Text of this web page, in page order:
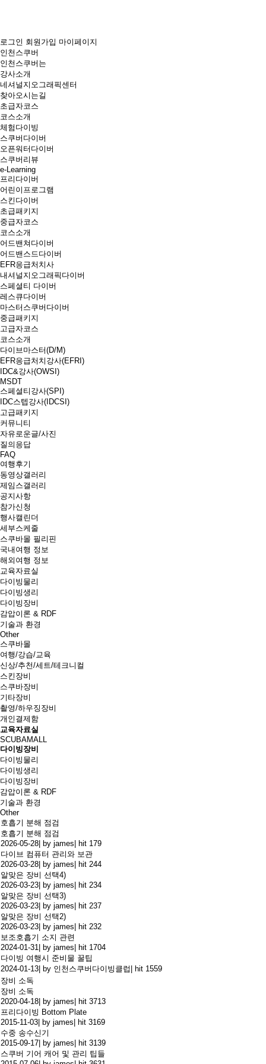
로그인 회원가입 마이페이지
인천스쿠버
인천스쿠버는
강사소개
네셔널지오그래픽센터
찾아오시는길
초급자코스
코스소개
체험다이빙
스쿠버다이버
오픈워터다이버
스쿠버리뷰
e-Learning
프리다이버
어린이프로그램
스킨다이버
초급패키지
중급자코스
코스소개
어드밴쳐다이버
어드밴스드다이버
EFR응급처치사
내셔널지오그래픽다이버
스페셜티 다이버
레스큐다이버
마스터스쿠버다이버
중급패키지
고급자코스
코스소개
다이브마스터(D/M)
EFR응급처치강사(EFRI)
IDC&강사(OWSI)
MSDT
스페셜티강사(SPI)
IDC스텝강사(IDCSI)
고급패키지
커뮤니티
자유로운글/사진
질의응답
FAQ
여행후기
동영상갤러리
제임스갤러리
공지사항
참가신청
행사캘린더
세부스케줄
스쿠바몰 필리핀
국내여행 정보
해외여행 정보
교육자료실
다이빙물리
다이빙생리
다이빙장비
감압이론 & RDF
기술과 환경
Other
스쿠바몰
여행/강습/교육
신상/추천/세트/테크니컬
스킨장비
스쿠바장비
기타장비
촬영/하우징장비
개인결제함
교육자료실
SCUBAMALL
다이빙장비
다이빙물리
다이빙생리
다이빙장비
감압이론 & RDF
기술과 환경
Other
호흡기 분해 점검
호흡기 분해 점검
2026-05-28 by james
hit 179
다이브 컴퓨터 관리와 보관
2026-03-28 by james
hit 244
알맞은 장비 선택4)
2026-03-23 by james
hit 234
알맞은 장비 선택3)
2026-03-23 by james
hit 237
알맞은 장비 선택2)
2026-03-23 by james
hit 232
보조호흡기 소지 관련
2024-01-31 by james
hit 1704
다이빙 여행시 준비물 꿀팁
2024-01-13 by 인천스쿠버다이빙클럽
hit 1559
장비 소독
장비 소독
2020-04-18 by james
hit 3713
프리다이빙 Bottom Plate
2015-11-03 by james
hit 3169
수중 송수신기
2015-09-17 by james
hit 3139
스쿠버 기어 캐어 및 관리 팁들